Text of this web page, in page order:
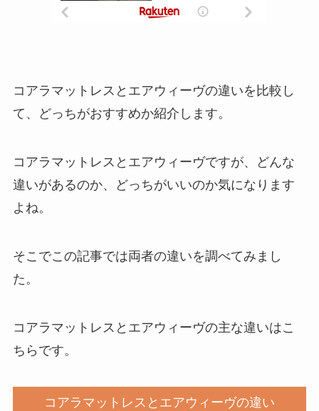
コアラマットレスとエアウィーヴの違いを比較し
て、どっちがおすすめか紹介します。
コアラマットレスとエアウィーヴですが、どんな
違いがあるのか、どっちがいいのか気になります
よね。
そこでこの記事では両者の違いを調べてみまし
た。
コアラマットレスとエアウィーヴの主な違いはこ
ちらです。
コアラマットレスとエアウィーヴの違い